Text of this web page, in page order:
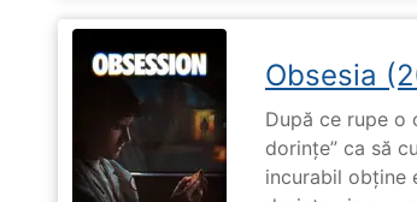
Obsesia
După ce rupe o
dorințe” ca să
incurabil obține